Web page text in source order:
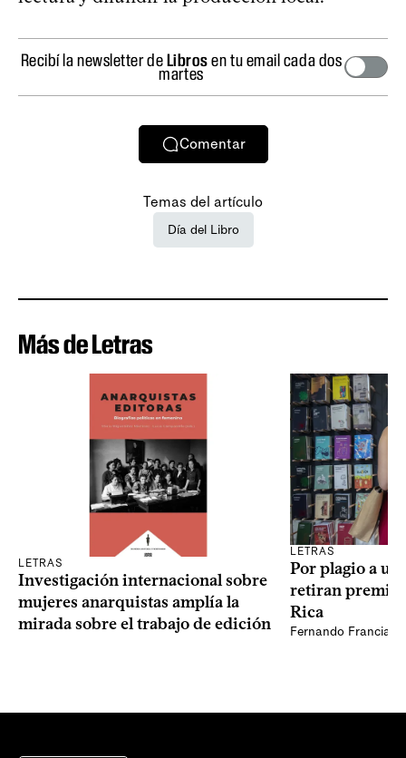
Recibí la newsletter deLibrosen tu email cada dos
martes
Comentar
Temas del artículo
Día del Libro
Más de Letras
LETRAS
Investigación internacional sobre
mujeres anarquistas amplía la
mirada sobre el trabajo de edición
LETRAS
Por plagio a
retiran premio
Rica
Fernando Francia,